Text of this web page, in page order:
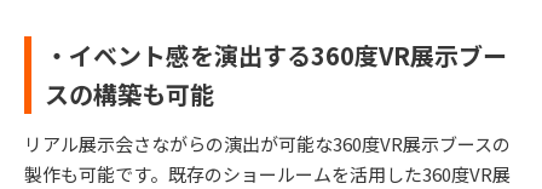
・イベント感を演出する360度VR展示ブー
スの構築も可能
リアル展示会さながらの演出が可能な360度VR展示ブースの
製作も可能です。既存のショールームを活用した360度VR展